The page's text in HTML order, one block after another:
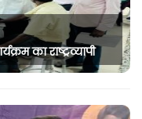
का राष्ट्रव्यापी